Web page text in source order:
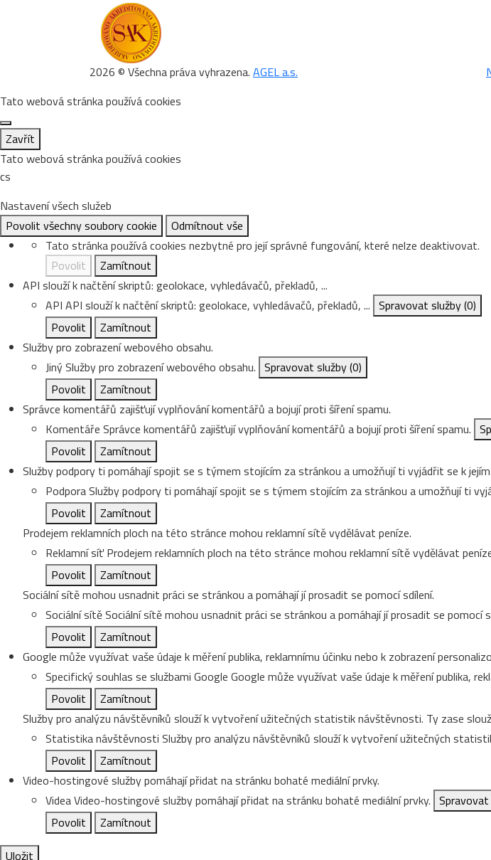
2026 © Všechna práva vyhrazena. AGEL a.s.
Tato webová stránka používá cookies
Zavřít
Tato webová stránka používá cookies
cs
Nastavení všech služeb
Povolit všechny soubory cookie
Odmítnout vše
Tato stránka používá cookies nezbytné pro její správné fungování, které nelze deaktivovat.
Povolit
Zamítnout
API slouží k načtění skriptů: geolokace, vyhledávačů, překladů, ...
API API slouží k načtění skriptů: geolokace, vyhledávačů, překladů, ... Spravovat služby(0)
Povolit
Zamítnout
Služby pro zobrazení webového obsahu.
JinýSlužby pro zobrazení webového obsahu. Spravovat služby(0)
Povolit
Zamítnout
Správce komentářů zajišťují vyplňování komentářů a bojují proti šíření spamu.
Komentáře Správce komentářů zajišťují vyplňování komentářů a bojují proti šíření spamu.
Povolit
Zamítnout
Služby podpory ti pomáhají spojit se s týmem stojícím za stránkou a umožňují ti vyjádřit se k
PodporaSlužby podpory ti pomáhají spojit se s týmem stojícím za stránkou a umožňují ti
Povolit
Zamítnout
Prodejem reklamních ploch na této stránce mohou reklamní sítě vydělávat peníze.
Reklamní síť Prodejem reklamních ploch na této stránce mohou reklamní sítě vydělávat
Povolit
Zamítnout
Sociální sítě mohou usnadnit práci se stránkou a pomáhají jí prosadit se pomocí sdílení.
Sociální sítěSociální sítě mohou usnadnit práci se stránkou a pomáhají jí prosadit se pomocí
Povolit
Zamítnout
Google může využívat vaše údaje k měření publika, reklamnímu účinku nebo k zobrazení
Specifický souhlas se službami Google Google může využívat vaše údaje k měření publika,
Povolit
Zamítnout
Služby pro analýzu návštěvníků slouží k vytvoření užitečných statistik návštěvnosti. Ty zase
Statistika návštěvnosti Služby pro analýzu návštěvníků slouží k vytvoření užitečných
Povolit
Zamítnout
Video-hostingové služby pomáhají přidat na stránku bohaté mediální prvky.
VideaVideo-hostingové služby pomáhají přidat na stránku bohaté mediální prvky.
Povolit
Zamítnout
Uložit